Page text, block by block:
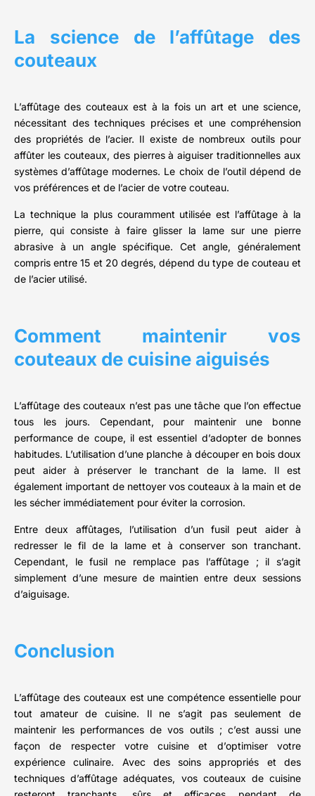
La science de l’affûtage des
couteaux
L’affûtage des couteaux est à la fois un art et une science,
nécessitant des techniques précises et une compréhension
des propriétés de l’acier. Il existe de nombreux outils pour
affûter les couteaux, des pierres à aiguiser traditionnelles aux
systèmes d’affûtage modernes. Le choix de l’outil dépend de
vos préférences et de l’acier de votre couteau.
La technique la plus couramment utilisée est l’affûtage à la
pierre, qui consiste à faire glisser la lame sur une pierre
abrasive à un angle spécifique. Cet angle, généralement
compris entre 15 et 20 degrés, dépend du type de couteau et
de l’acier utilisé.
Comment maintenir vos
couteaux de cuisine aiguisés
L’affûtage des couteaux n’est pas une tâche que l’on effectue
tous les jours. Cependant, pour maintenir une bonne
performance de coupe, il est essentiel d’adopter de bonnes
habitudes. L’utilisation d’une planche à découper en bois doux
peut aider à préserver le tranchant de la lame. Il est
également important de nettoyer vos couteaux à la main et de
les sécher immédiatement pour éviter la corrosion.
Entre deux affûtages, l’utilisation d’un fusil peut aider à
redresser le fil de la lame et à conserver son tranchant.
Cependant, le fusil ne remplace pas l’affûtage ; il s’agit
simplement d’une mesure de maintien entre deux sessions
d’aiguisage.
Conclusion
L’affûtage des couteaux est une compétence essentielle pour
tout amateur de cuisine. Il ne s’agit pas seulement de
maintenir les performances de vos outils ; c’est aussi une
façon de respecter votre cuisine et d’optimiser votre
expérience culinaire. Avec des soins appropriés et des
techniques d’affûtage adéquates, vos couteaux de cuisine